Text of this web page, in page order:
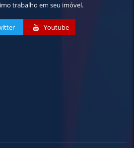
trabalho em seu imóvel.
Youtube